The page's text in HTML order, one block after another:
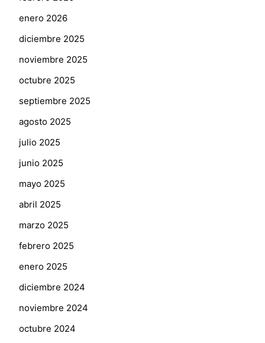
enero 2026
diciembre 2025
noviembre 2025
octubre 2025
septiembre 2025
agosto 2025
julio 2025
junio 2025
mayo 2025
abril 2025
marzo 2025
febrero 2025
enero 2025
diciembre 2024
noviembre 2024
octubre 2024